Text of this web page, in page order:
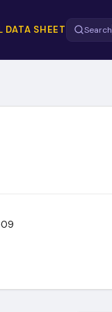
DATA SHEET Search